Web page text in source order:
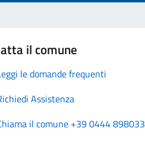
il comune
le domande frequenti
Assistenza
il comune +39 0444 898033